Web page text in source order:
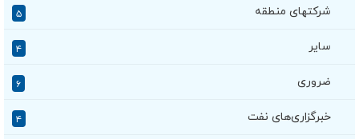
شرکتهای منطقه ۵
سایر ۴
ضروری ۶
خبرگزاری‌های نفت ۴